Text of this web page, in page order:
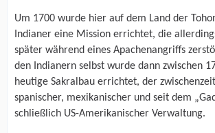
Um 1700 wurde hier auf dem Land der
Indianer eine Mission errichtet, die
später während eines Apachenangriffs
den Indianern selbst wurde dann zwischen
heutige Sakralbau errichtet, der
spanischer, mexikanischer und seit dem
schließlich US-Amerikanischer Verwaltung.